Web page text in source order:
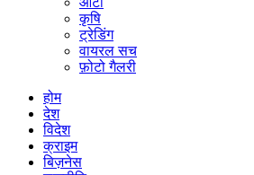
कृषि
ट्रेडिंग
वायरल सच
फ़ोटो गैलरी
होम
देश
विदेश
क्राइम
बिज़नेस